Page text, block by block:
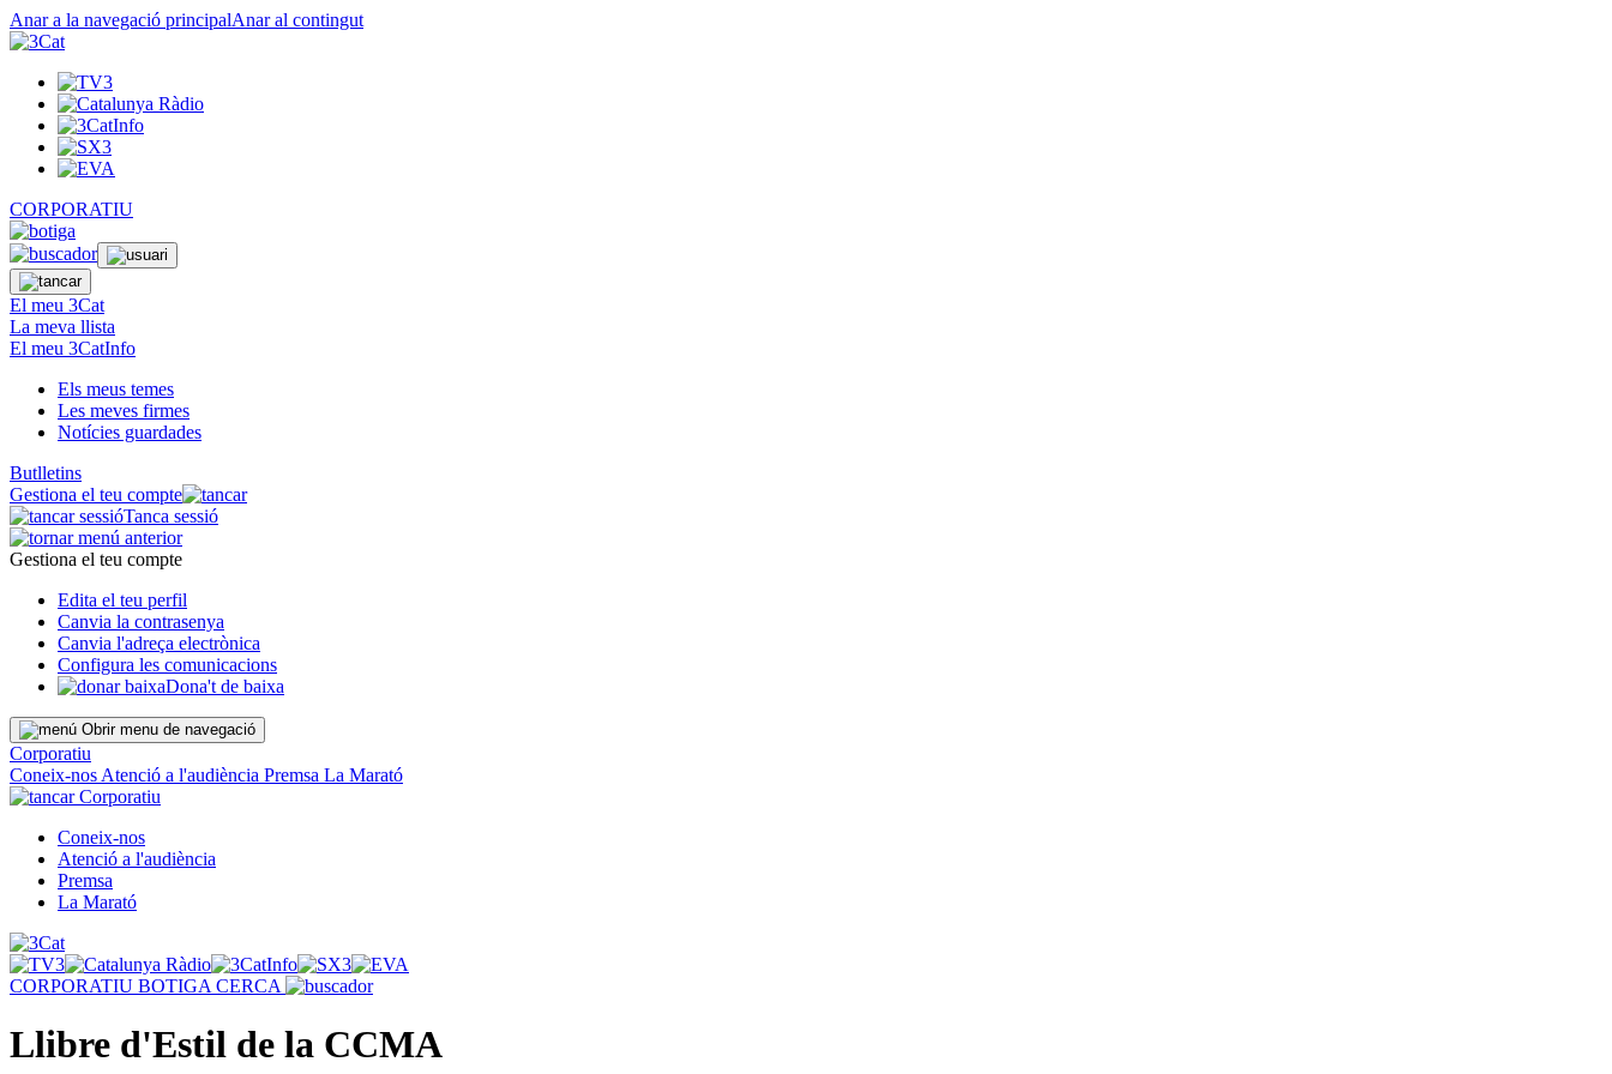
Anar a la navegació principalAnar al contingut
CORPORATIU
El meu 3Cat
La meva llista
El meu 3CatInfo
Els meus temes
Les meves firmes
Notícies guardades
Butlletins
Gestiona el teu compte
Tanca sessió
Gestiona el teu compte
Edita el teu perfil
Canvia la contrasenya
Canvia l'adreça electrònica
Configura les comunicacions
Dona't de baixa
Obrir menu de navegació
Corporatiu
Coneix-nos Atenció a l'audiència Premsa La Marató
Corporatiu
Coneix-nos
Atenció a l'audiència
Premsa
La Marató
CORPORATIU BOTIGA CERCA
Llibre d'Estil de la CCMA